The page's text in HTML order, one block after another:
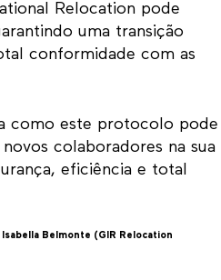
Relocation pode
uma transição
conformidade com as
como este protocolo pode
colaboradores na sua
eficiência e total
Belmonte (GIR Relocation